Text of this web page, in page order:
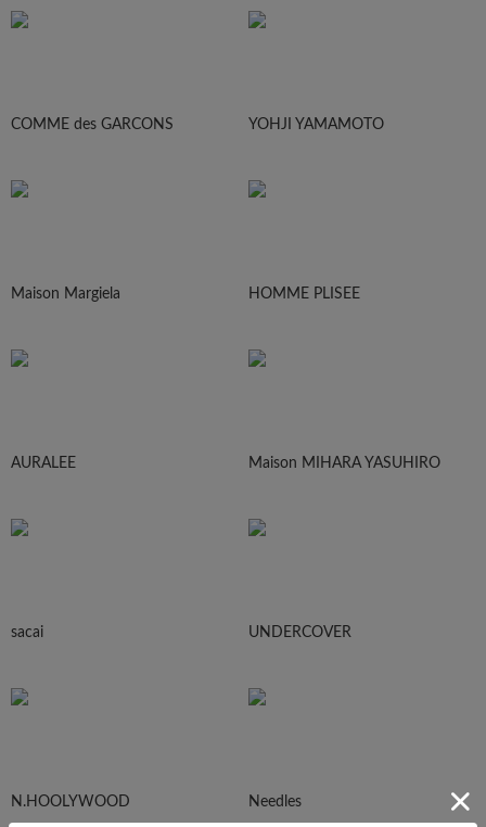
COMME des GARCONS YOHJI YAMAMOTO
Maison Margiela HOMME PLISEE
AURALEE Maison MIHARA YASUHIRO
sacai UNDERCOVER
N.HOOLYWOOD Needles